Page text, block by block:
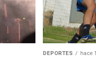
DEPORTES hace